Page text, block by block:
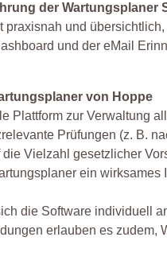
der Wartungsplaner
und
und der eMail
von Hoppe
Plattform zur Verwaltung
Prüfungen (z. B.
Vielzahl gesetzlicher
ein
die Software individuell
erlauben es zudem,